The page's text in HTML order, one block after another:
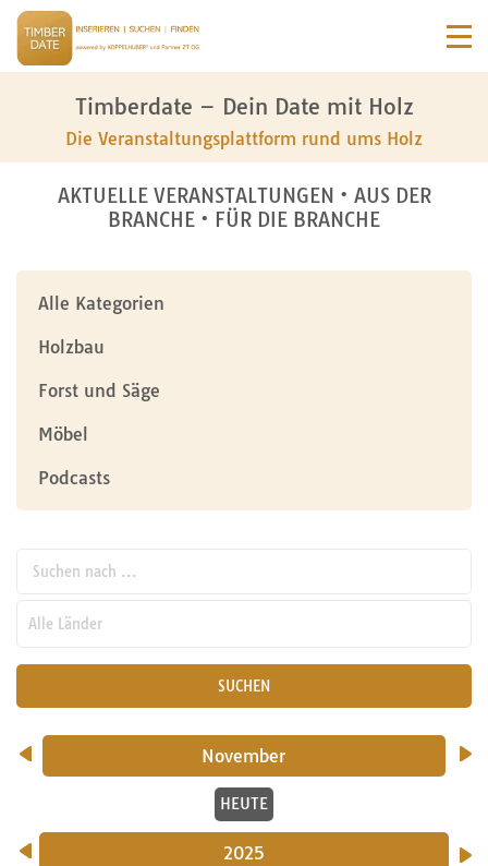
Timberdate – Dein Date mit Holz
Die Veranstaltungsplattform rund ums Holz
AKTUELLE VERANSTALTUNGEN • AUS DER
BRANCHE • FÜR DIE BRANCHE
Alle Kategorien
Holzbau
Forst und Säge
Möbel
Podcasts
SUCHEN
November
HEUTE
2025